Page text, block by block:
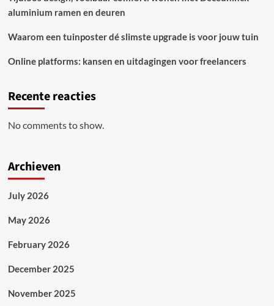
aluminium ramen en deuren
Waarom een tuinposter dé slimste upgrade is voor jouw tuin
Online platforms: kansen en uitdagingen voor freelancers
Recente reacties
No comments to show.
Archieven
July 2026
May 2026
February 2026
December 2025
November 2025